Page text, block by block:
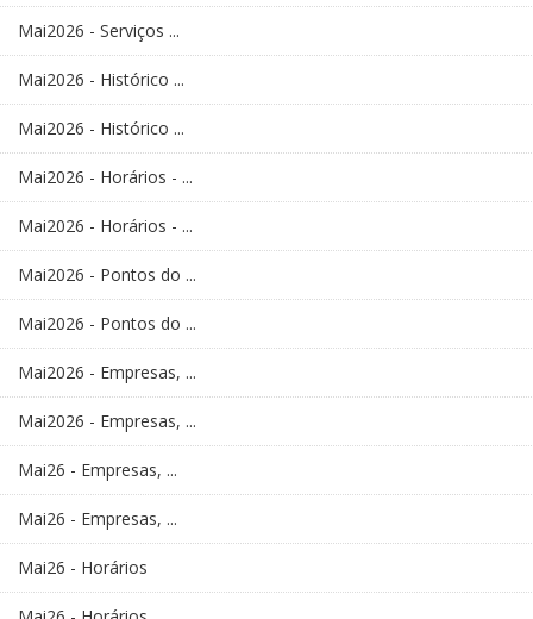
Mai2026 - Serviços ...
Mai2026 - Histórico ...
Mai2026 - Histórico ...
Mai2026 - Horários - ...
Mai2026 - Horários - ...
Mai2026 - Pontos do ...
Mai2026 - Pontos do ...
Mai2026 - Empresas, ...
Mai2026 - Empresas, ...
Mai26 - Empresas, ...
Mai26 - Empresas, ...
Mai26 - Horários